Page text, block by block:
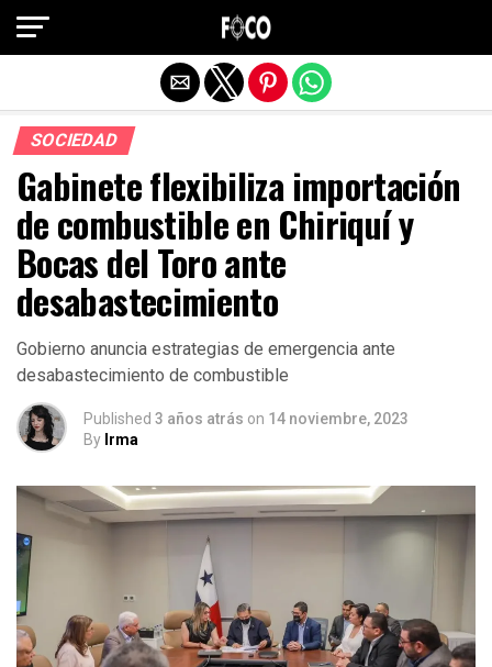
SOCIEDAD
Gabinete flexibiliza importación
de combustible en Chiriquí y
Bocas del Toro ante
desabastecimiento
Gobierno anuncia estrategias de emergencia ante
desabastecimiento de combustible
Published 3 años atrás on 14 noviembre, 2023
By Irma
Salir de la versión móvil